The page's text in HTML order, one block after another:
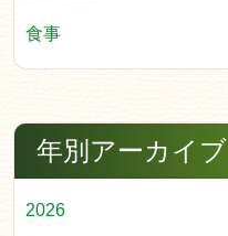
食事
年別アーカイブ
2026